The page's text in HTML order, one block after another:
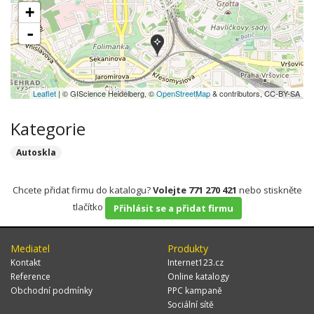
+
-
Leaflet | © GIScience Heidelberg, ©OpenStreetMap& contributors, CC-BY-SA
Kategorie
Autoskla
Chcete přidat firmu do katalogu?Volejte 771 270 421 nebo stiskněte
tlačítko
Přihlásit se a přidat firmu
Mediatel
Kontakt
Reference
Obchodní podmínky
Produkty
Internet123.cz
Online katalogy
PPC kampaně
Sociální sítě